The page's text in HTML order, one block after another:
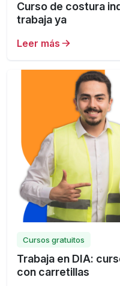
Curso de costura
trabaja ya
Leer más
Cursos gratuitos
Trabaja en DIA:
con carretillas